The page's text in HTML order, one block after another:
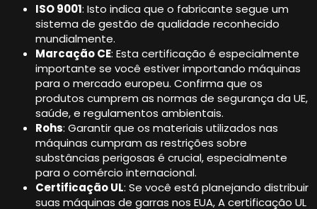
ISO 9001: Isto indica que o fabricante segue um
sistema de gestão de qualidade reconhecido
mundialmente.
Marcação CE: Esta certificação é especialmente
importante se você estiver importando máquinas
para o mercado europeu. Confirma que os
produtos cumprem as normas de segurança da UE,
saúde, e regulamentos ambientais.
Rohs: Garantir que os materiais utilizados nas
máquinas cumpram as restrições sobre
substâncias perigosas é crucial, especialmente
para o comércio internacional.
Certificação UL: Se você está planejando distribuir
suas máquinas de garras nos EUA, A certificação UL